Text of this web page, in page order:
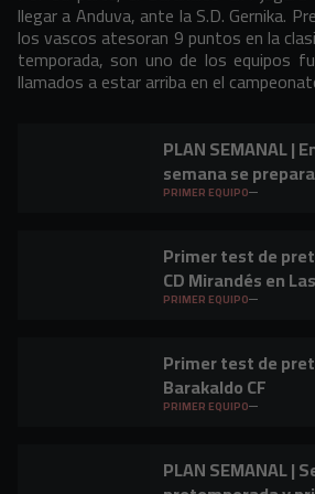
llegar a Anduva, ante la S.D. Gernika.
los vascos atesoran 9 puntos en la
temporada, son uno de los equipos
llamados a estar arriba en el
PLAN SEMANAL |
semana se
PRIMER EQUIPO
Primer test de
CD Mirandés en
PRIMER EQUIPO
Primer test de
Barakaldo CF
PRIMER EQUIPO
PLAN SEMANAL |